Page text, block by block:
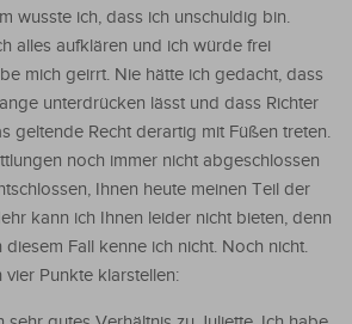
wusste ich, dass ich unschuldig bin.
alles aufklären und ich würde frei
mich geirrt. Nie hätte ich gedacht, dass
unterdrücken lässt und dass Richter
geltende Recht derartig mit Füßen treten.
noch immer nicht abgeschlossen
Ihnen heute meinen Teil der
kann ich Ihnen leider nicht bieten, denn
Fall kenne ich nicht. Noch nicht.
Punkte klarstellen: